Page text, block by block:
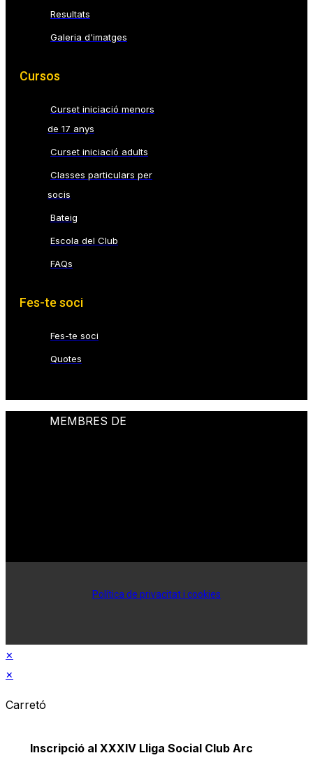
Resultats
Galeria d'imatges
Cursos
Curset iniciació menors
de 17 anys
Curset iniciació adults
Classes particulars per
socis
Bateig
Escola del Club
FAQs
Fes-te soci
Fes-te soci
Quotes
MEMBRES DE
Política de privacitat i cookies
×
×
Carretó
Inscripció al XXXIV Lliga Social Club Arc